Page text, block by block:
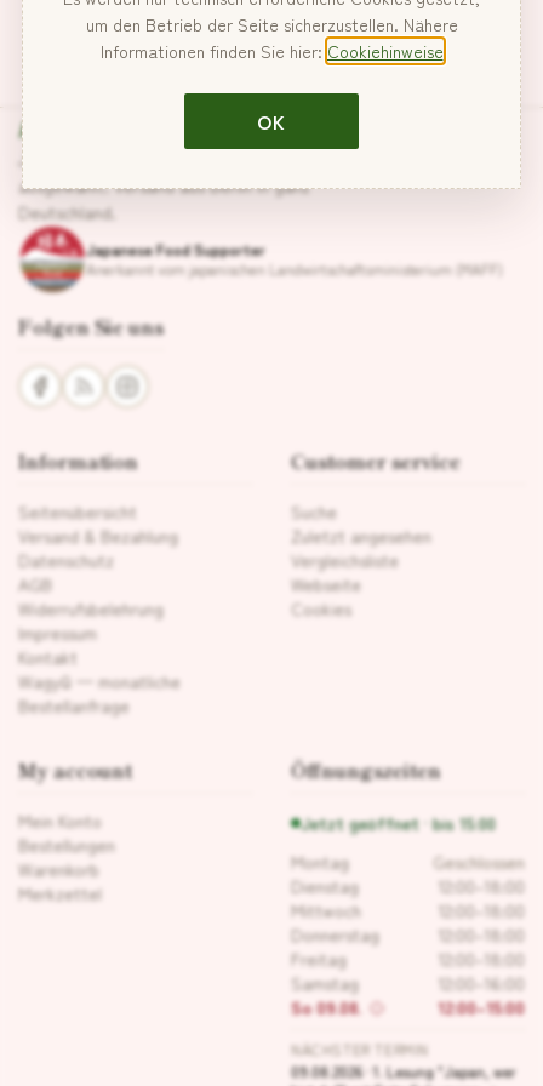
Japanische Lebensmittel, sorgfältig
ausgewählt. Versand aus Berlin in ganz
Deutschland.
Japanese Food Supporter
Anerkannt vom japanischen Landwirtschaftsministerium (MAFF)
Folgen Sie uns
Information
Seitenübersicht
Versand & Bezahlung
Datenschutz
AGB
Widerrufsbelehrung
Impressum
Kontakt
Wagyū — monatliche
Bestellanfrage
Customer service
Suche
Zuletzt angesehen
Vergleichsliste
Webseite
Cookies
My account
Mein Konto
Bestellungen
Warenkorb
Merkzettel
Öffnungszeiten
Jetzt geöffnet · bis 15:00
Montag
Geschlossen
Dienstag
12:00–18:00
Mittwoch
12:00–18:00
Donnerstag
12:00–18:00
Freitag
12:00–18:00
Samstag
12:00–16:00
So 09.08.
12:00–15:00
NÄCHSTER TERMIN
09.08.2026 · 1. Lesung "Japan, wer
um den Betrieb der Seite sicherzustellen. Nähere
Informationen finden Sie hier: Cookiehinweise
OK